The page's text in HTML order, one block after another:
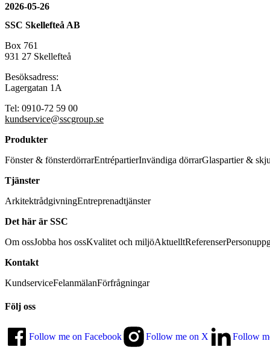
2026-05-26
SSC Skellefteå AB
Box 761
931 27 Skellefteå
Besöksadress:
Lagergatan 1A
Tel: 0910-72 59 00
kundservice@sscgroup.se
Produkter
Fönster & fönsterdörrarEntrépartierInvändiga dörrarGlaspartier &
Tjänster
ArkitektrådgivningEntreprenadtjänster
Det här är SSC
Om ossJobba hos ossKvalitet och miljöAktuelltReferenser
Kontakt
KundserviceFelanmälanFörfrågningar
Följ oss
Follow me on Facebook Follow me on X Follow